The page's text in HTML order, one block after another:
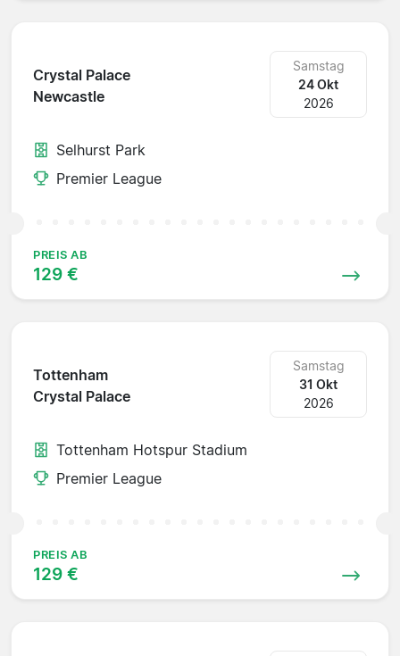
Crystal Palace
Newcastle
Samstag
24 Okt
2026
Selhurst Park
Premier League
PREIS AB
129 €
Tottenham
Crystal Palace
Samstag
31 Okt
2026
Tottenham Hotspur Stadium
Premier League
PREIS AB
129 €